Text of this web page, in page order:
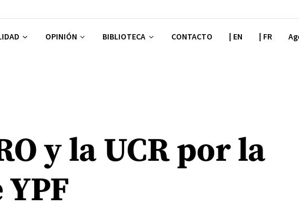
OPINIÓN BIBLIOTECA CONTACTO | EN | FR
y la UCR por la